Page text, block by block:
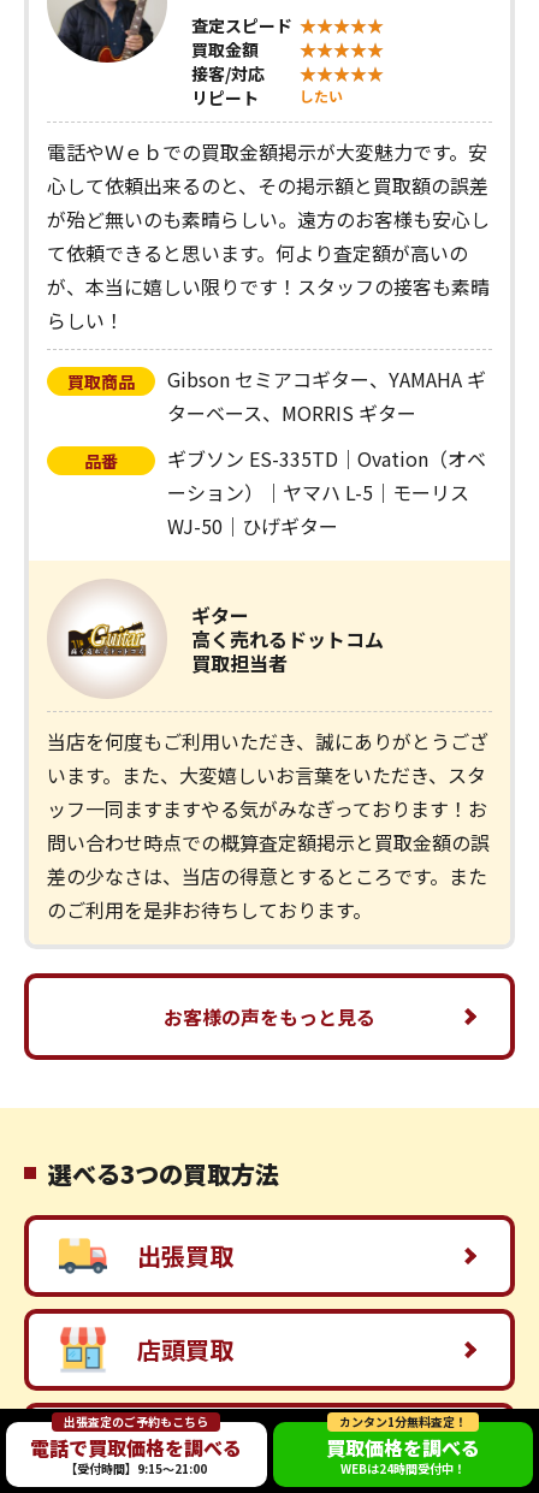
出張査定のご予約もこちら
電話で買取価格を調べる
【受付時間】9:15～21:00
カンタン1分無料査定！
買取価格を調べる
WEBは24時間受付中！
査定スピード
買取金額
接客/対応
リピート
したい
電話やＷｅｂでの買取金額掲示が大変魅力です。安
心して依頼出来るのと、その掲示額と買取額の誤差
が殆ど無いのも素晴らしい。遠方のお客様も安心し
て依頼できると思います。何より査定額が高いの
が、本当に嬉しい限りです！スタッフの接客も素晴
らしい！
買取商品
Gibson セミアコギター、YAMAHA ギ
ターベース、MORRIS ギター
品番
ギブソン ES-335TD｜Ovation（オベ
ーション）｜ヤマハ L-5｜モーリス
WJ-50｜ひげギター
ギター
高く売れるドットコム
買取担当者
当店を何度もご利用いただき、誠にありがとうござ
います。また、大変嬉しいお言葉をいただき、スタ
ッフ一同ますますやる気がみなぎっております！お
問い合わせ時点での概算査定額掲示と買取金額の誤
差の少なさは、当店の得意とするところです。また
のご利用を是非お待ちしております。
お客様の声をもっと見る
選べる3つの買取方法
出張買取
店頭買取
宅配買取